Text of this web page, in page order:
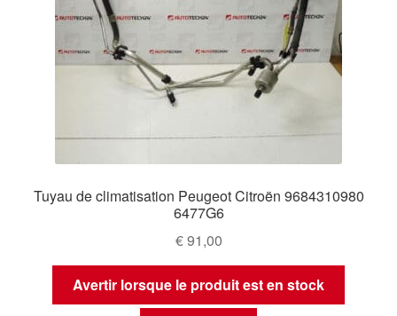
Tuyau de climatisation Peugeot Citroën 9684310980
6477G6
€91,00
Avertir lorsque le produit est en stock